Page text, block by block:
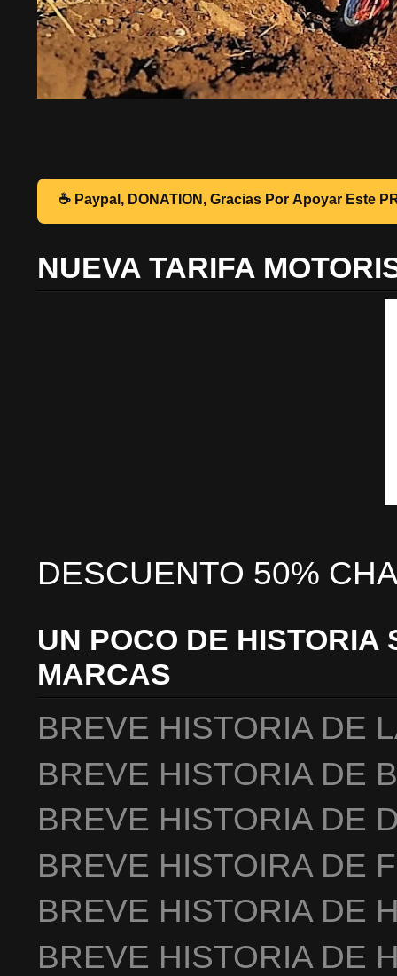
☕
NUEVA TARIFA
DESCUENTO 50%
UN POCO DE HISTORIA
MARCAS
BREVE HISTORIA DE
BREVE HISTORIA DE
BREVE HISTORIA DE
BREVE HISTOIRA DE
BREVE HISTORIA DE
BREVE HISTORIA DE